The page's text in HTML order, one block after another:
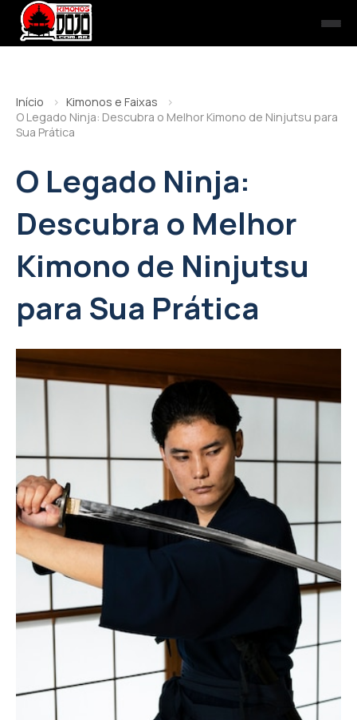
Início
Kimonos e Faixas
O Legado Ninja: Descubra o Melhor Kimono de Ninjutsu para
Sua Prática
O Legado Ninja:
Descubra o Melhor
Kimono de Ninjutsu
para Sua Prática